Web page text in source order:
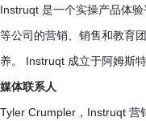
Instruqt 是一个实操产品体
等公司的营销、销售和教育
养。 Instruqt 成立于阿姆斯
媒体联系人
Tyler Crumpler，Instruqt 营